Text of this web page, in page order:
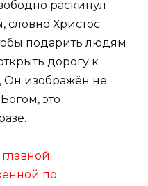
раскинул
словно Христос
подарить людям
дорогу к
Он изображён не
это
по